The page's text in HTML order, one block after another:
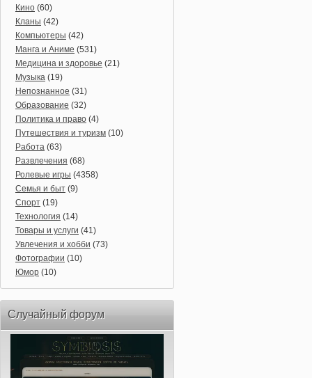
Кино (60)
Кланы (42)
Компьютеры (42)
Манга и Аниме (531)
Медицина и здоровье (21)
Музыка (19)
Непознанное (31)
Образование (32)
Политика и право (4)
Путешествия и туризм (10)
Работа (63)
Развлечения (68)
Ролевые игры (4358)
Семья и быт (9)
Спорт (19)
Технология (14)
Товары и услуги (41)
Увлечения и хобби (73)
Фотографии (10)
Юмор (10)
Случайный форум